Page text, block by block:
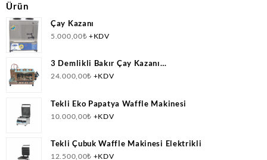
Ürün
Çay Kazanı
5.000,00₺ +KDV
3 Demlikli Bakır Çay Kazanı
Doğalgazlı(CNG)+Elektrikli Ce Belgeli
24.000,00₺ +KDV
Tekli Eko Papatya Waffle Makinesi
10.000,00₺ +KDV
Tekli Çubuk Waffle Makinesi Elektrikli
12.500,00₺ +KDV